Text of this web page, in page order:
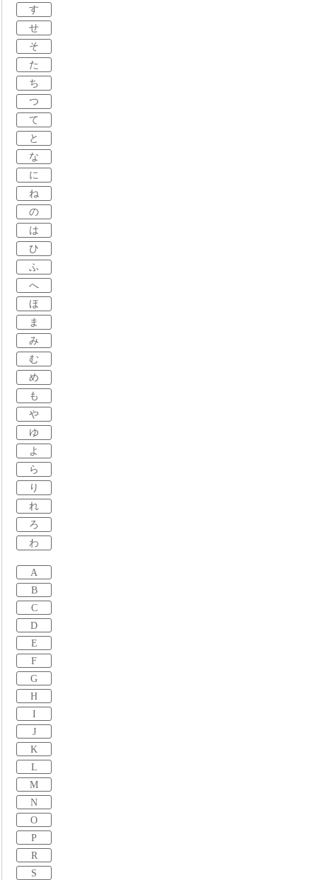
す
せ
そ
た
ち
つ
て
と
な
に
ね
の
は
ひ
ふ
へ
ほ
ま
み
む
め
も
や
ゆ
よ
ら
り
れ
ろ
わ
A
B
C
D
E
F
G
H
I
J
K
L
M
N
O
P
R
S